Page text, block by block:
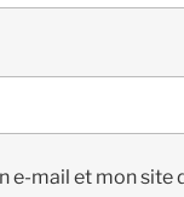
e-mail et mon site